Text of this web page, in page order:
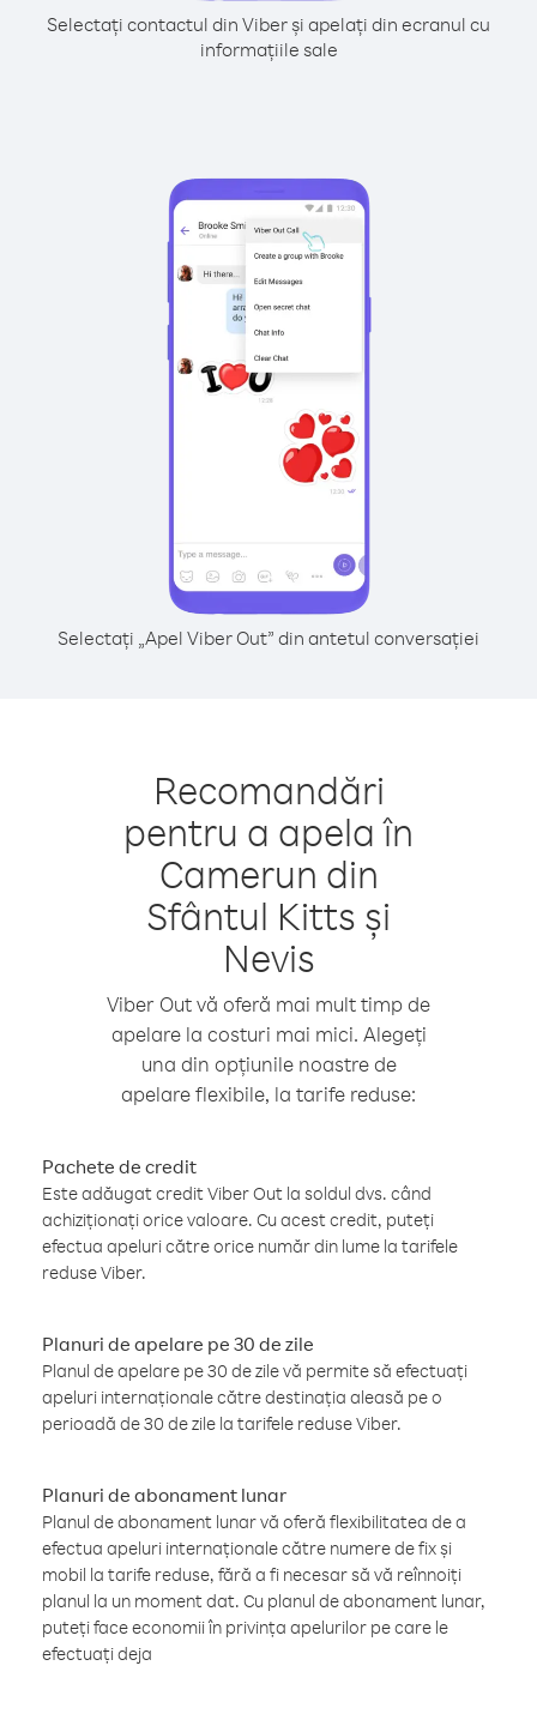
Selectați contactul din Viber și apelați din ecranul cu
informațiile sale
Selectați „Apel Viber Out” din antetul conversației
Recomandări
pentru a apela în
Camerun din
Sfântul Kitts și
Nevis
Viber Out vă oferă mai mult timp de
apelare la costuri mai mici. Alegeți
una din opțiunile noastre de
apelare flexibile, la tarife reduse:
Pachete de credit
Este adăugat credit Viber Out la soldul dvs. când
achiziționați orice valoare. Cu acest credit, puteți
efectua apeluri către orice număr din lume la tarifele
reduse Viber.
Planuri de apelare pe 30 de zile
Planul de apelare pe 30 de zile vă permite să efectuați
apeluri internaționale către destinația aleasă pe o
perioadă de 30 de zile la tarifele reduse Viber.
Planuri de abonament lunar
Planul de abonament lunar vă oferă flexibilitatea de a
efectua apeluri internaționale către numere de fix și
mobil la tarife reduse, fără a fi necesar să vă reînnoiți
planul la un moment dat. Cu planul de abonament lunar,
puteți face economii în privința apelurilor pe care le
efectuați deja